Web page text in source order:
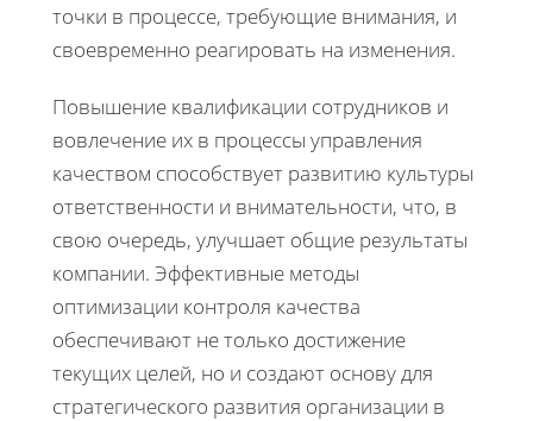
точки в процессе, требующие внимания, и
своевременно реагировать на изменения.
Повышение квалификации сотрудников и
вовлечение их в процессы управления
качеством способствует развитию культуры
ответственности и внимательности, что, в
свою очередь, улучшает общие результаты
компании. Эффективные методы
оптимизации контроля качества
обеспечивают не только достижение
текущих целей, но и создают основу для
стратегического развития организации в